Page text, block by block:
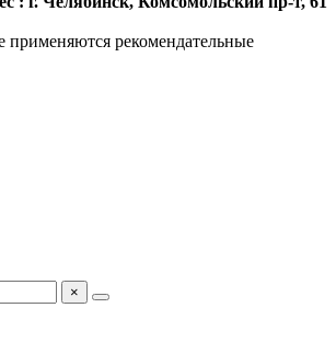
применяются рекомендательные
×